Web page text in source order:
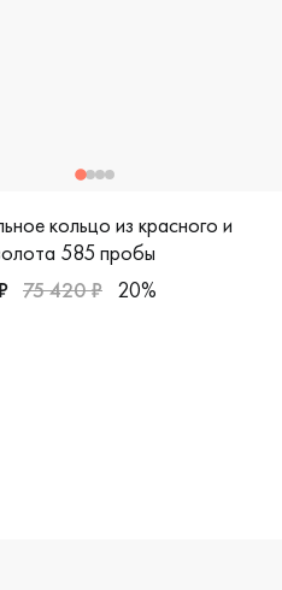
кольцо из красного и
585 пробы
мужские, парные, красное и
75 420 ₽ 20%